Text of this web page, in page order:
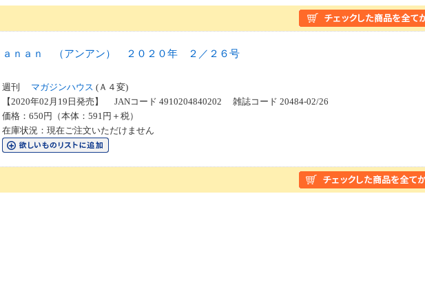
ａｎａｎ （アンアン） ２０２０年 ２／２６号
週刊 マガジンハウス (Ａ４変)
【2020年02月19日発売】 JANコード 4910204840202 雑誌コード 20484-02/26
価格：650円（本体：591円＋税）
在庫状況：現在ご注文いただけません